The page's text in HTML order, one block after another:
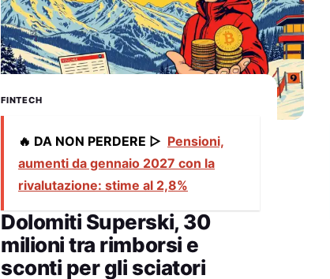
FINTECH
🔥 DA NON PERDERE ▷ Pensioni,
aumenti da gennaio 2027 con la
rivalutazione: stime al 2,8%
Dolomiti Superski, 30
milioni tra rimborsi e
sconti per gli sciatori